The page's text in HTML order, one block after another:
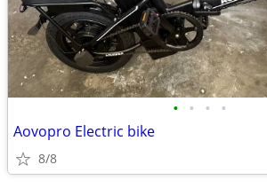
• • • •
Aovopro Electric bike
8/8